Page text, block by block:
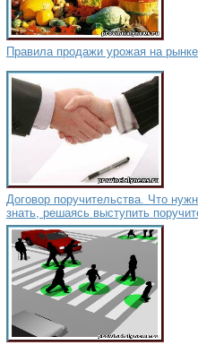
Правила продажи урожая на рынке
Договор поручительства. Что
знать, решаясь выступить